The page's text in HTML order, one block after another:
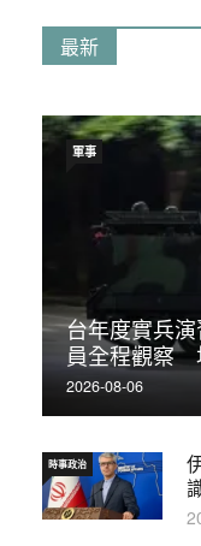
最新
台年度實兵
員全程觀察
2026-08-06
軍事
時事政治